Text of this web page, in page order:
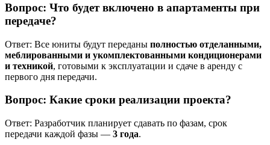
Вопрос: Что будет включено в апартаменты при
передаче?
Ответ: Все юниты будут переданы полностью отделанными,
меблированными и укомплектованными кондиционерами
и техникой, готовыми к эксплуатации и сдаче в аренду с
первого дня передачи.
Вопрос: Какие сроки реализации проекта?
Ответ: Разработчик планирует сдавать по фазам, срок
передачи каждой фазы — 3 года.